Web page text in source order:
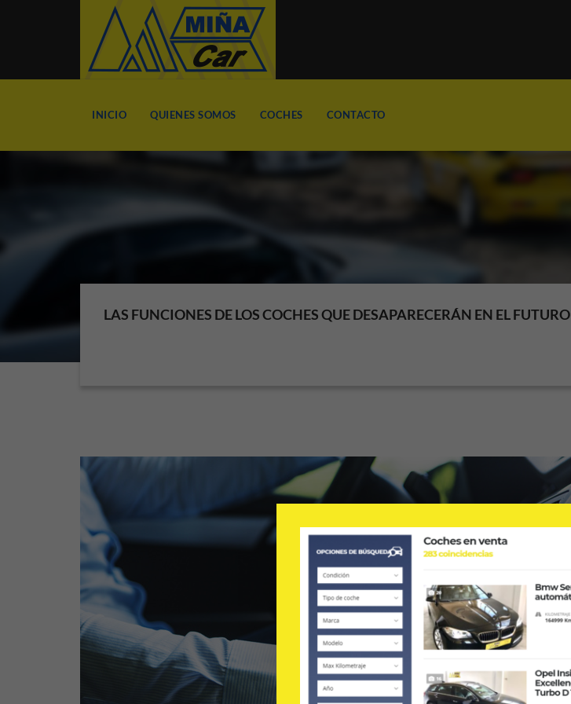
INICIO QUIENES SOMOS COCHES CONTACTO
LAS FUNCIONES DE LOS COCHES QUE DESAPARECERÁN EN EL FUTURO